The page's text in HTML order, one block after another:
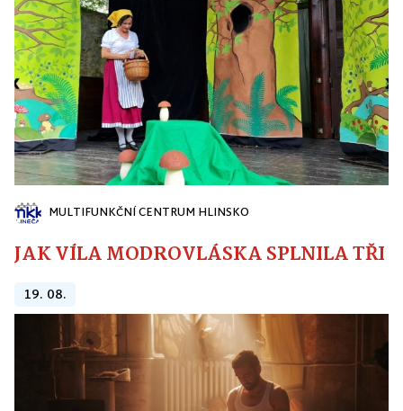
MULTIFUNKČNÍ CENTRUM HLINSKO
JAK VÍLA MODROVLÁSKA SPLNILA
19. 08.